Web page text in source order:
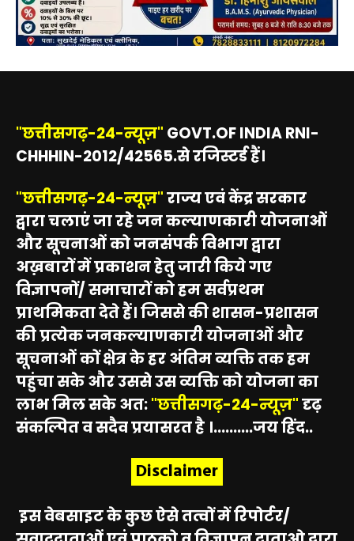
"छत्तीसगढ़-24-न्यूज़" GOVT.OF INDIA RNI-
CHHHIN-2012/42565.से रजिस्टर्ड हैं।
"छत्तीसगढ़-24-न्यूज़"राज्य एवं केंद्र सरकार
द्वारा चलाएं जा रहे जन कल्याणकारी योजनाओं
और सूचनाओं को जनसंपर्क विभाग द्वारा
अख़बारों में प्रकाशन हेतु जारी किये गए
विज्ञापनों/ समाचारों को हम सर्वप्रथम
प्राथमिकता देते हैं। जिससे की शासन-प्रशासन
की प्रत्येक जनकल्याणकारी योजनाओं और
सूचनाओं कों क्षेत्र के हर अंतिम व्यक्ति तक हम
पहुंचा सके और उससे उस व्यक्ति को योजना का
लाभ मिल सके अत:"छत्तीसगढ़-24-न्यूज़"दृढ़
संकल्पित व सदैव प्रयासरत है ।..........जय हिंद..
Disclaimer
इस वेबसाइट के कुछ ऐसे तत्वों में रिपोर्टर/